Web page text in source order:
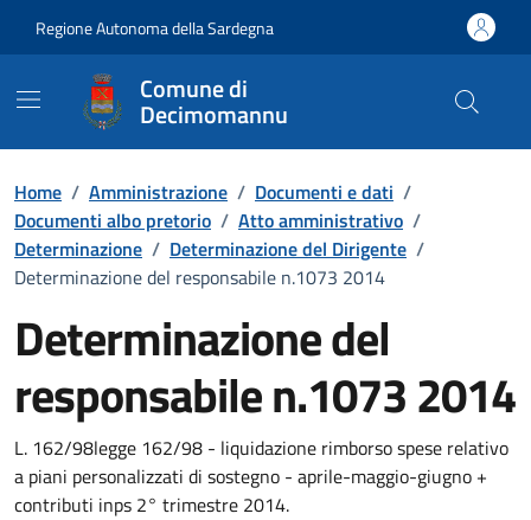
Regione Autonoma della Sardegna
Comune di
Decimomannu
Home / Amministrazione / Documenti e dati /
Documenti albo pretorio / Atto amministrativo /
Determinazione / Determinazione del Dirigente /
Determinazione del responsabile n.1073 2014
Determinazione del
responsabile n.1073 2014
Dettaglio del documento
L. 162/98legge 162/98 - liquidazione rimborso spese relativo
a piani personalizzati di sostegno - aprile-maggio-giugno +
contributi inps 2° trimestre 2014.